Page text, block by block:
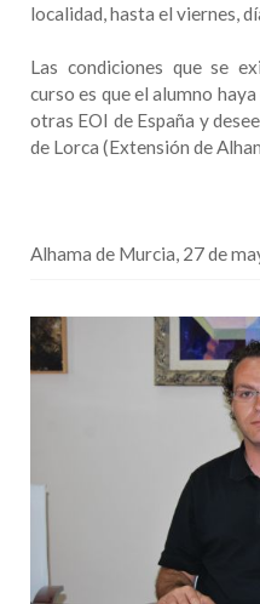
localidad, hasta el viernes,
Las condiciones que se
curso es que el alumno
otras EOI de España y
de Lorca (Extensión de
Alhama de Murcia, 27 de